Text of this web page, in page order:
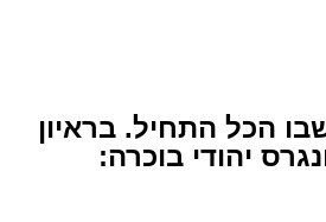
הכל התחיל. בראיון
יהודי בוכרה: